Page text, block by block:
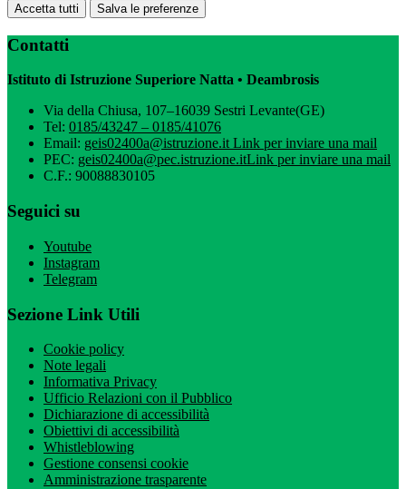
Accetta tutti Salva le preferenze
Contatti
Istituto di Istruzione Superiore Natta • Deambrosis
Via della Chiusa, 107–16039 Sestri Levante(GE)
Tel: 0185/43247 – 0185/41076
Email: geis02400a@istruzione.itLink per inviare una mail
PEC: geis02400a@pec.istruzione.itLink per inviare una mail
C.F.: 90088830105
Seguici su
Youtube
Instagram
Telegram
Sezione Link Utili
Cookie policy
Note legali
Informativa Privacy
Ufficio Relazioni con il Pubblico
Dichiarazione di accessibilità
Obiettivi di accessibilità
Whistleblowing
Gestione consensi cookie
Amministrazione trasparente